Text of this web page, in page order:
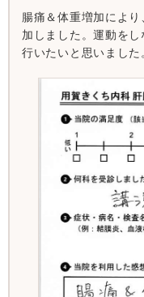
腸痛＆体重増加によ
加しました。運動を
行いたいと思いました